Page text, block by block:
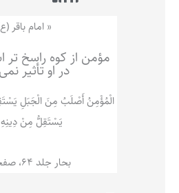
ه
« امام باقر
مؤمن از کوه راسخ تر
در او تأثیر
الْمُؤْمِنُ‌ أَصْلَبُ‌ مِنَ‌ الْجَبَلِ‌
يَسْتَقِلُّ مِنْ
بحار جلد 64، صفحه 362